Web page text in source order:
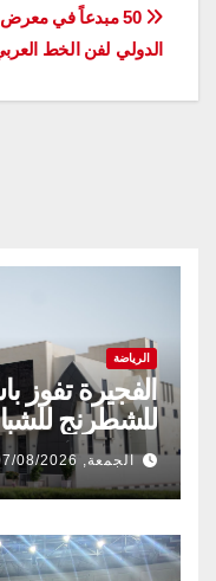
تصفّح
المقالات
50 مبدعاً في
الدولي لفن الخط
الرياضة
الفجيرة تفوز
للشطرنج
الجمعة, 07/08/2026